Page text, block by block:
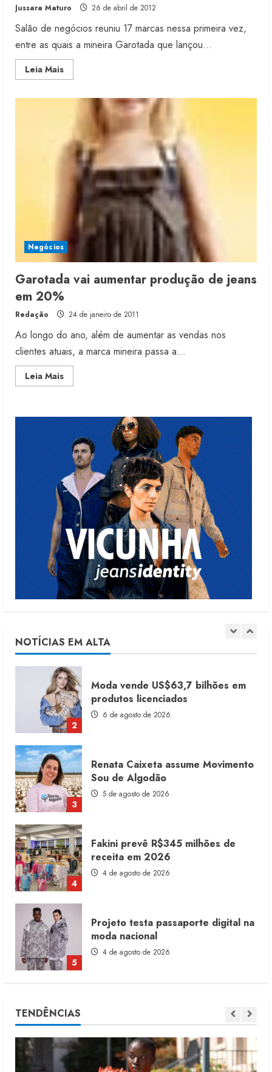
Jussara Maturo 26 de abril de 2012
Salão de negócios reuniu 17 marcas nessa primeira vez,
entre as quais a mineira Garotada que lançou...
Leia MaisRead
more
infantil
Negócios
Garotada vai aumentar produção de jeans
em 20%
Redação 24 de janeiro de 2011
Ao longo do ano, além de aumentar as vendas nos
clientes atuais, a marca mineira passa a...
Leia MaisRead
more
aumentar
jeans
em
20%
NOTÍCIAS EM ALTA
Moda vende US$63,7 bilhões em
produtos licenciados
6 de agosto de 2026
Renata Caixeta assume Movimento
5 de agosto de 2026
5
Projeto testa passaporte digital na
moda nacional
4 de agosto de 2026
1
Dia dos Pais reforça retomada da
moda no varejo
7 de agosto de 2026
2
6 de agosto de 2026
3
Renata Caixeta assume Movimento
Sou de Algodão
5 de agosto de 2026
4
Fakini prevê R$345 milhões de
receita em 2026
4 de agosto de 2026
5
Projeto testa passaporte digital na
moda nacional
4 de agosto de 2026
1
Dia dos Pais reforça retomada da
moda no varejo
7 de agosto de 2026
2
TENDÊNCIAS